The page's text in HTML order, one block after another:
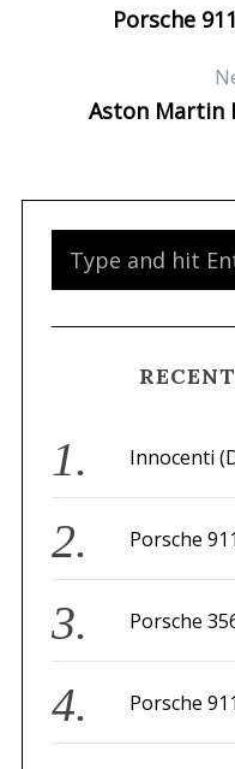
Porsche
Aston Martin
f
o
:
Innocenti
Porsche
Porsche
Porsche